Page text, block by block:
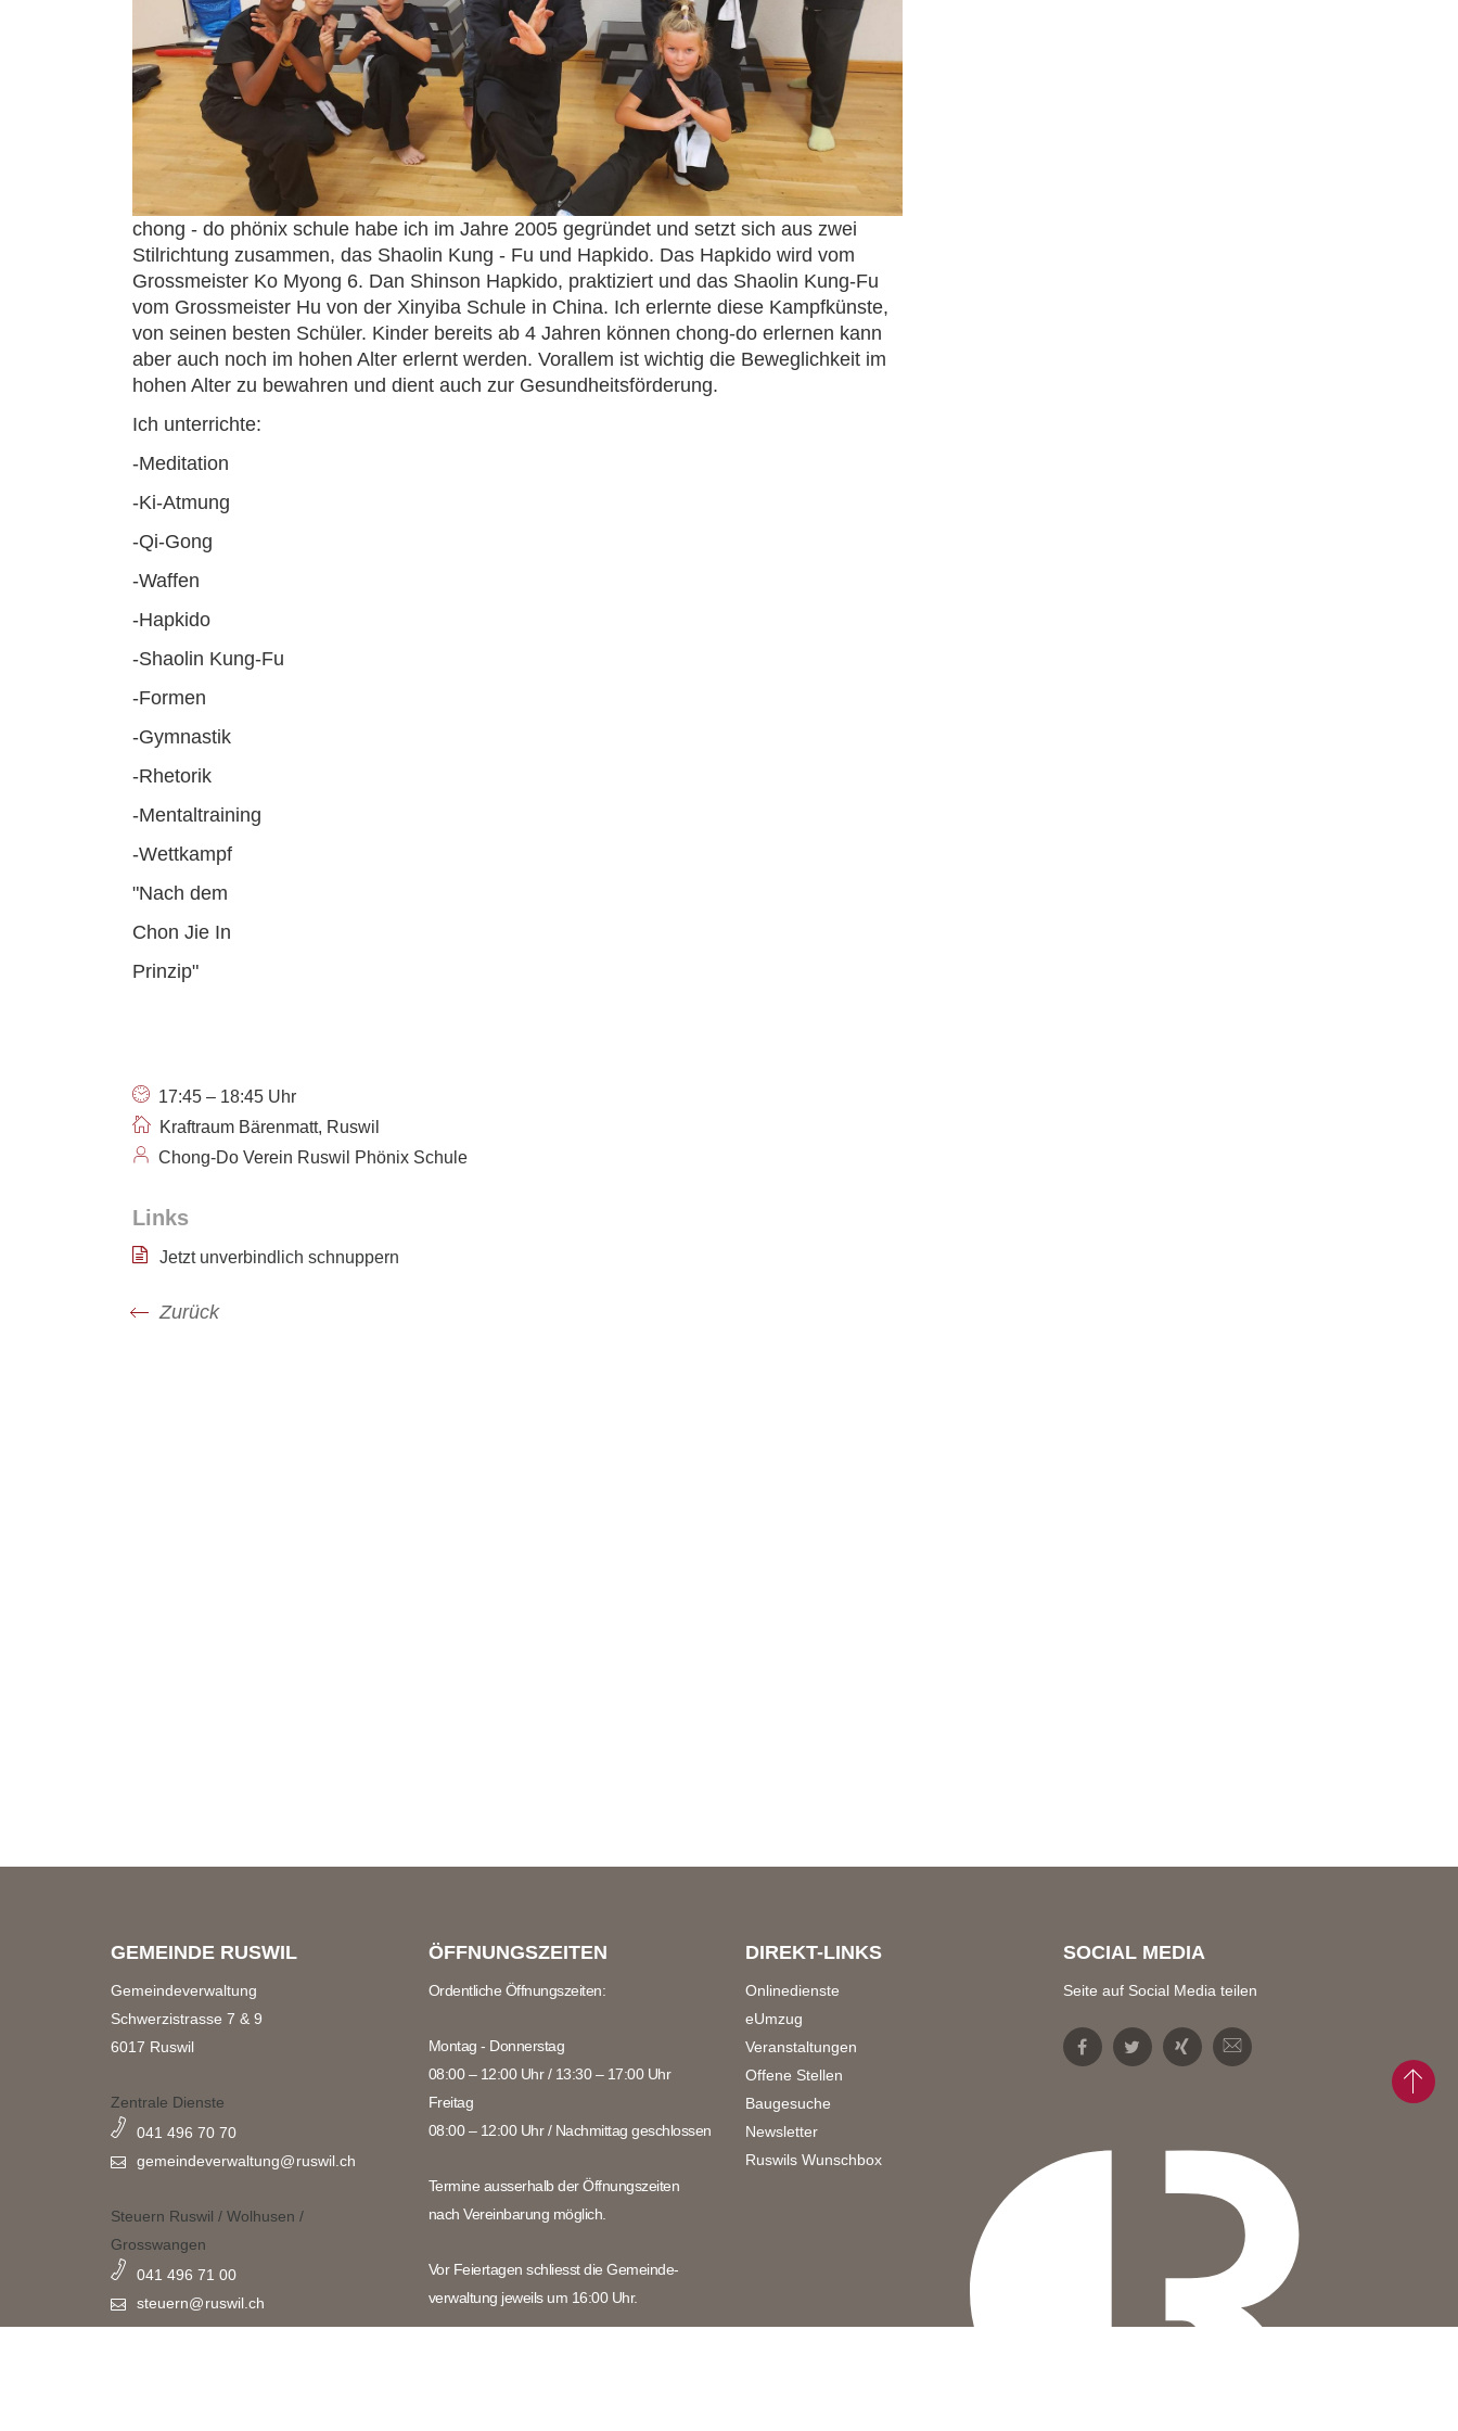
chong - do phönix schule habe ich im Jahre 2005 gegründet und setzt sich aus zwei
Stilrichtung zusammen, das Shaolin Kung - Fu und Hapkido. Das Hapkido wird vom
Grossmeister Ko Myong 6. Dan Shinson Hapkido, praktiziert und das Shaolin Kung-Fu
vom Grossmeister Hu von der Xinyiba Schule in China. Ich erlernte diese Kampfkünste,
von seinen besten Schüler. Kinder bereits ab 4 Jahren können chong-do erlernen kann
aber auch noch im hohen Alter erlernt werden. Vorallem ist wichtig die Beweglichkeit im
hohen Alter zu bewahren und dient auch zur Gesundheitsförderung.
Ich unterrichte:
-Meditation
-Ki-Atmung
-Qi-Gong
-Waffen
-Hapkido
-Shaolin Kung-Fu
-Formen
-Gymnastik
-Rhetorik
-Mentaltraining
-Wettkampf
"Nach dem
Chon Jie In
Prinzip"
17:45 – 18:45 Uhr
Kraftraum Bärenmatt, Ruswil
Chong-Do Verein Ruswil Phönix Schule
Links
Jetzt unverbindlich schnuppern
Zurück
GEMEINDE RUSWIL
Gemeindeverwaltung
Schwerzistrasse 7 & 9
6017 Ruswil
Zentrale Dienste
041 496 70 70
gemeindeverwaltung@ruswil.ch
Steuern Ruswil / Wolhusen /
Grosswangen
041 496 71 00
steuern@ruswil.ch
ÖFFNUNGSZEITEN
Ordentliche Öffnungszeiten:
Montag - Donnerstag
08:00 – 12:00 Uhr / 13:30 – 17:00 Uhr
Freitag
08:00 – 12:00 Uhr / Nachmittag geschlossen
Termine ausserhalb der Öffnungszeiten
nach Vereinbarung möglich.
Vor Feiertagen schliesst die Gemeinde-
verwaltung jeweils um 16:00 Uhr.
DIREKT-LINKS
Onlinedienste
eUmzug
Veranstaltungen
Offene Stellen
Baugesuche
Newsletter
Ruswils Wunschbox
SOCIAL MEDIA
Seite auf Social Media teilen